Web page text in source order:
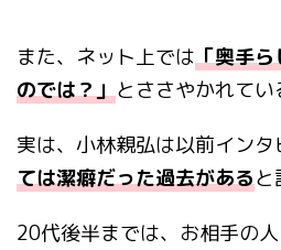
また、ネット上では「奥手ら
のでは？」とささやかれてい
実は、小林親弘は以前インタ
ては潔癖だった過去があると
20代後半までは、お相手の